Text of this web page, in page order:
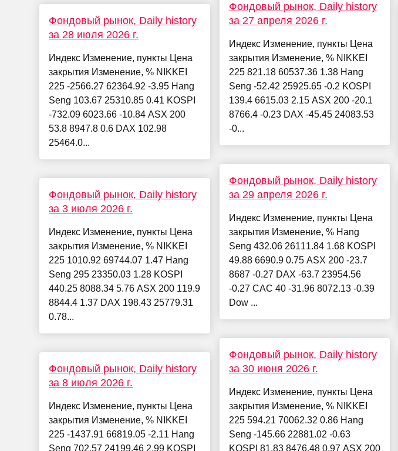
Фондовый рынок, Daily history
за 28 июля 2026 г.
Индекс Изменение, пункты Цена
закрытия Изменение, % NIKKEI
225 -2566.27 62364.92 -3.95 Hang
Seng 103.67 25310.85 0.41 KOSPI
-732.09 6023.66 -10.84 ASX 200
53.8 8947.8 0.6 DAX 102.98
25464.0...
Фондовый рынок, Daily history
за 3 июля 2026 г.
Индекс Изменение, пункты Цена
закрытия Изменение, % NIKKEI
225 1010.92 69744.07 1.47 Hang
Seng 295 23350.03 1.28 KOSPI
440.25 8088.34 5.76 ASX 200 119.9
8844.4 1.37 DAX 198.43 25779.31
0.78...
Фондовый рынок, Daily history
за 8 июля 2026 г.
Индекс Изменение, пункты Цена
закрытия Изменение, % NIKKEI
225 -1437.91 66819.05 -2.11 Hang
Seng 702.57 24199.46 2.99 KOSPI
Фондовый рынок, Daily history
за 27 апреля 2026 г.
Индекс Изменение, пункты Цена
закрытия Изменение, % NIKKEI
225 821.18 60537.36 1.38 Hang
Seng -52.42 25925.65 -0.2 KOSPI
139.4 6615.03 2.15 ASX 200 -20.1
8766.4 -0.23 DAX -45.45 24083.53
-0...
Фондовый рынок, Daily history
за 29 апреля 2026 г.
Индекс Изменение, пункты Цена
закрытия Изменение, % Hang
Seng 432.06 26111.84 1.68 KOSPI
49.88 6690.9 0.75 ASX 200 -23.7
8687 -0.27 DAX -63.7 23954.56
-0.27 CAC 40 -31.96 8072.13 -0.39
Dow ...
Фондовый рынок, Daily history
за 30 июня 2026 г.
Индекс Изменение, пункты Цена
закрытия Изменение, % NIKKEI
225 594.21 70062.32 0.86 Hang
Seng -145.66 22881.02 -0.63
KOSPI 81.83 8476.48 0.97 ASX 200